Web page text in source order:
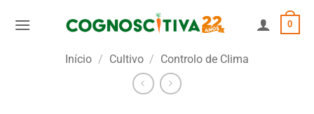
0
Início / Cultivo / Controlo de Clima